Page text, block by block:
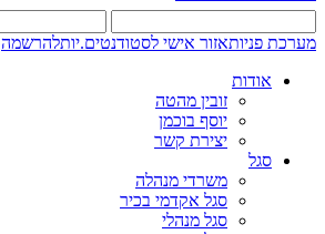
מערכת פניותאזור אישי לסטודנטים.יותלהרשמה
אודות
זובין מהטה
יוסף בוכמן
יצירת קשר
סגל
משרדי מנהלה
סגל אקדמי בכיר
סגל מנהלי